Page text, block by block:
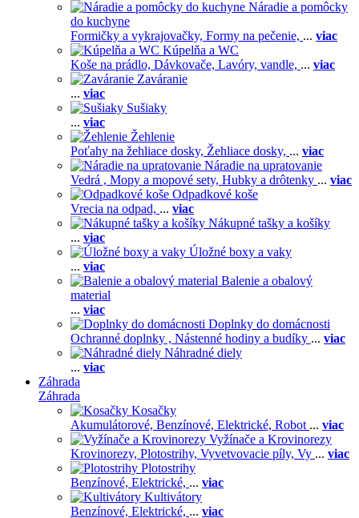
Náradie a pomôcky
do kuchyne
Formičky a vykrajovačky, Formy na pečenie, ... viac
Kúpelňa a WC
Koše na prádlo, Dávkovače, Lavóry, vandle, ... viac
Zaváranie
... viac
Sušiaky
... viac
Žehlenie
Poťahy na žehliace dosky, Žehliace dosky, ... viac
Náradie na upratovanie
Vedrá , Mopy a mopové sety, Hubky a drôtenky ... viac
Odpadkové koše
Vrecia na odpad, ... viac
Nákupné tašky a košíky
... viac
Úložné boxy a vaky
... viac
Balenie a obalový
material
... viac
Doplnky do domácnosti
Ochranné doplnky , Nástenné hodiny a budíky ... viac
Náhradné diely
... viac
Záhrada
Záhrada
Kosačky
Akumulátorové, Benzínové, Elektrické, Robot ... viac
Vyžínače a Krovinorezy
Krovinorezy, Plotostrihy, Vyvetvovacie píly, Vy ... viac
Plotostrihy
Benzínové, Elektrické, ... viac
Kultivátory
Benzínové, Elektrické, ... viac